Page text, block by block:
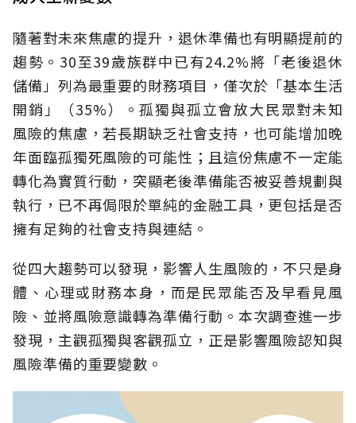
隨著對未來焦慮的提升，退休準備也有明顯提前的
趨勢。30至39歲族群中已有24.2%將「老後退休
儲備」列為最重要的財務項目，僅次於「基本生活
開銷」（35%）。孤獨與孤立會放大民眾對未知
風險的焦慮，若長期缺乏社會支持，也可能增加晚
年面臨孤獨死風險的可能性；且這份焦慮不一定能
轉化為實質行動，突顯老後準備能否被妥善規劃與
執行，已不再侷限於單純的金融工具，更包括是否
擁有足夠的社會支持與連結。
從四大趨勢可以發現，影響人生風險的，不只是身
體、心理或財務本身，而是民眾能否及早看見風
險、並將風險意識轉為準備行動。本次調查進一步
發現，主觀孤獨與客觀孤立，正是影響風險認知與
風險準備的重要變數。